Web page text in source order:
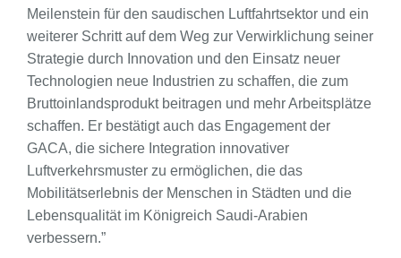
Meilenstein für den saudischen Luftfahrtsektor und ein
weiterer Schritt auf dem Weg zur Verwirklichung seiner
Strategie durch Innovation und den Einsatz neuer
Technologien neue Industrien zu schaffen, die zum
Bruttoinlandsprodukt beitragen und mehr Arbeitsplätze
schaffen. Er bestätigt auch das Engagement der
GACA, die sichere Integration innovativer
Luftverkehrsmuster zu ermöglichen, die das
Mobilitätserlebnis der Menschen in Städten und die
Lebensqualität im Königreich Saudi-Arabien
verbessern.”